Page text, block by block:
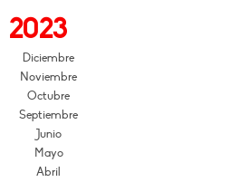
2023
Diciembre
Noviembre
Octubre
Septiembre
Junio
Mayo
Abril